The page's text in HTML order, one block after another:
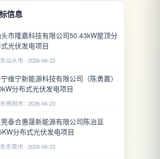
信息
市隆嘉科技有限公司50.43kW屋顶分
光伏发电项目
汕头市 · 2026-06-23
维宁新能源科技有限公司（陈勇嘉）
分布式光伏发电项目
揭阳市 · 2026-06-23
泰合惠晟新能源有限公司陈治亘
分布式光伏发电项目
东莞市 · 2026-06-23